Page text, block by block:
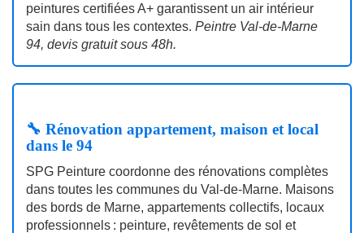
peintures certifiées A+ garantissent un air intérieur
sain dans tous les contextes. Peintre Val‑de‑Marne
94, devis gratuit sous 48h.
🔧 Rénovation appartement, maison et local
dans le 94
SPG Peinture coordonne des rénovations complètes
dans toutes les communes du Val‑de‑Marne. Maisons
des bords de Marne, appartements collectifs, locaux
professionnels : peinture, revêtements de sol et